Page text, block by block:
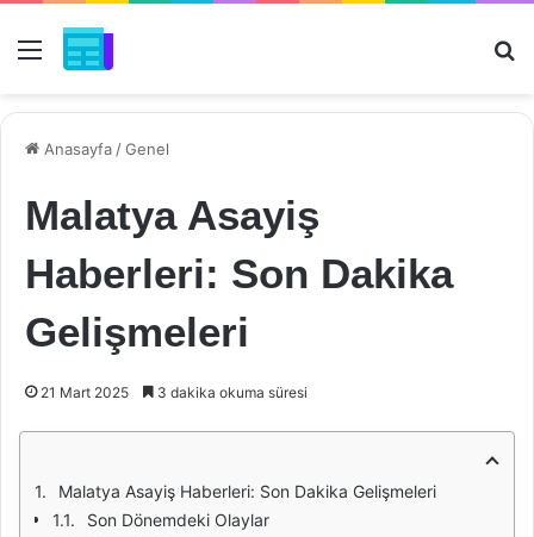
Menü
Anasayfa /Genel
Malatya Asayiş
Haberleri: Son Dakika
Gelişmeleri
21 Mart 2025 3 dakika okuma süresi
Malatya Asayiş Haberleri: Son Dakika Gelişmeleri
Son Dönemdeki Olaylar